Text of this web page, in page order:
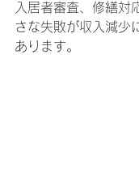
入居者審査、修繕対
さな失敗が収入減少
あります。